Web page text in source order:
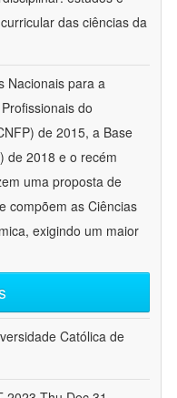
das ciências da
Nacionais para a
do
de 2015, a Base
de 2018 e o recém
uma proposta de
compõem as Ciências
exigindo um maior
Católica de